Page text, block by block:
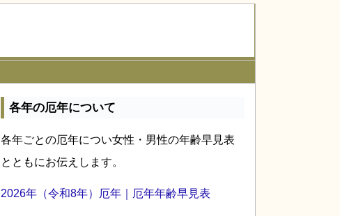
各年の厄年について
各年ごとの厄年につい女性・男性の年齢早見表
とともにお伝えします。
2026年（令和8年）厄年｜厄年年齢早見表